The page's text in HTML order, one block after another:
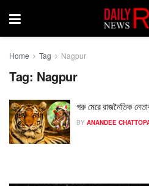
Home Tag Nagpur
Tag: Nagpur
গরু মেরে রাজনৈতিক
BY ANANDEE